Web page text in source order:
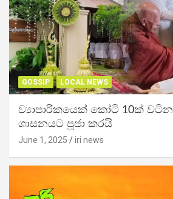
GOSSIP LOCAL NEWS
ව්‍යාපාරිකයෙක් කෝටි 10ක්
ශාසනයට පූජා කරයි
June 1, 2025 iri news